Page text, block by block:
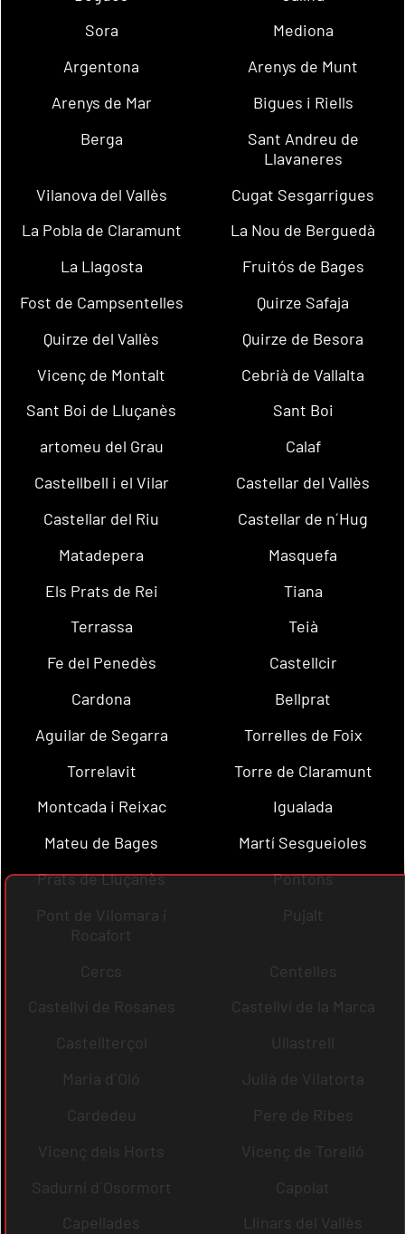
Sora
Mediona
Argentona
Arenys de Munt
Arenys de Mar
Bigues i Riells
Berga
Sant Andreu de
Llavaneres
Vilanova del Vallès
Cugat Sesgarrigues
La Pobla de Claramunt
La Nou de Berguedà
La Llagosta
Fruitós de Bages
Fost de Campsentelles
Quirze Safaja
Quirze del Vallès
Quirze de Besora
Vicenç de Montalt
Cebrià de Vallalta
Sant Boi de Lluçanès
Sant Boi
artomeu del Grau
Calaf
Castellbell i el Vilar
Castellar del Vallès
Castellar del Riu
Castellar de n´Hug
Matadepera
Masquefa
Els Prats de Rei
Tiana
Terrassa
Teià
Fe del Penedès
Castellcir
Cardona
Bellprat
Aguilar de Segarra
Torrelles de Foix
Torrelavit
Torre de Claramunt
Montcada i Reixac
Igualada
Mateu de Bages
Martí Sesgueioles
Prats de Lluçanès
Pontons
Pont de Vilomara i
Rocafort
Pujalt
Cercs
Centelles
Castellví de Rosanes
Castellví de la Marca
Castellterçol
Ullastrell
Maria d´Oló
Julià de Vilatorta
Cardedeu
Pere de Ribes
Vicenç dels Horts
Vicenç de Torelló
Sadurní d´Osormort
Capolat
Capellades
Llinars del Vallès